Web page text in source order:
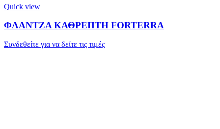
Quick view
ΦΛΑΝΤΖΑ ΚΑΘΡΕΠΤΗ FORTERRA
Συνδεθείτε για να δείτε τις τιμές